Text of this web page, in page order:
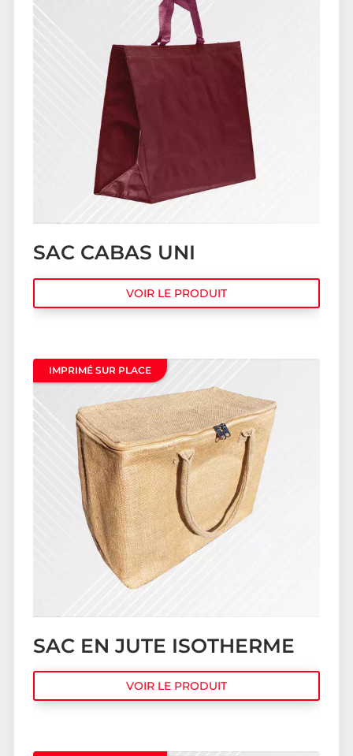
SAC CABAS UNI
VOIR LE PRODUIT
SAC EN JUTE ISOTHERME
VOIR LE PRODUIT
IMPRIMÉ SUR PLACE